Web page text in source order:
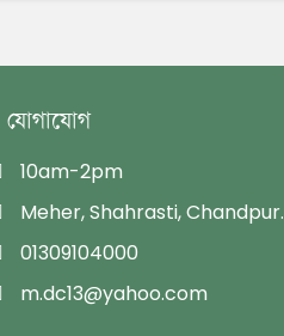
যোগাযোগ
10am-2pm
Meher, Shahrasti, Chandpur.
01309104000
m.dc13@yahoo.com